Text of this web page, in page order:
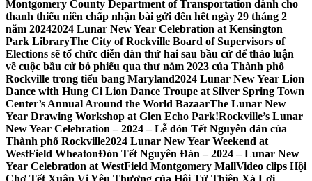
Montgomery County Department of Transportation dành cho
thanh thiếu niên chấp nhận bài gửi đến hết ngày 29 tháng 2
năm 20242024 Lunar New Year Celebration at Kensington
Park LibraryThe City of Rockville Board of Supervisors of
Elections sẽ tổ chức diễn đàn thứ hai sau bầu cử để thảo luận
về cuộc bầu cử bỏ phiếu qua thư năm 2023 của Thành phố
Rockville trong tiểu bang Maryland2024 Lunar New Year Lion
Dance with Hung Ci Lion Dance Troupe at Silver Spring Town
Center’s Annual Around the World BazaarThe Lunar New
Year Drawing Workshop at Glen Echo Park!Rockville’s Lunar
New Year Celebration – 2024 – Lễ đón Tết Nguyên đán của
Thành phố Rockville2024 Lunar New Year Weekend at
WestField WheatonĐón Tết Nguyên Đán – 2024 – Lunar New
Year Celebration at WestField Montgomery MallVideo clips Hội